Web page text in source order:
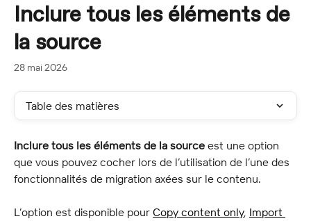
Inclure tous les éléments de
la source
28 mai 2026
Table des matières
Inclure tous les éléments de la source est une option
que vous pouvez cocher lors de l’utilisation de l’une des
fonctionnalités de migration axées sur le contenu.
L’option est disponible pour Copy content only, Import